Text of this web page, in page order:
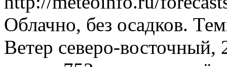
Облачно, без осадков.
Ветер северо-